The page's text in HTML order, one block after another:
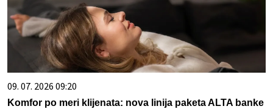
09. 07. 2026 09:20
Komfor po meri klijenata: nova linija paketa ALTA banke